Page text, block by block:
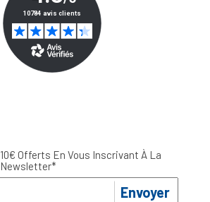
10€ Offerts En Vous Inscrivant À La
Newsletter*
Envoyer